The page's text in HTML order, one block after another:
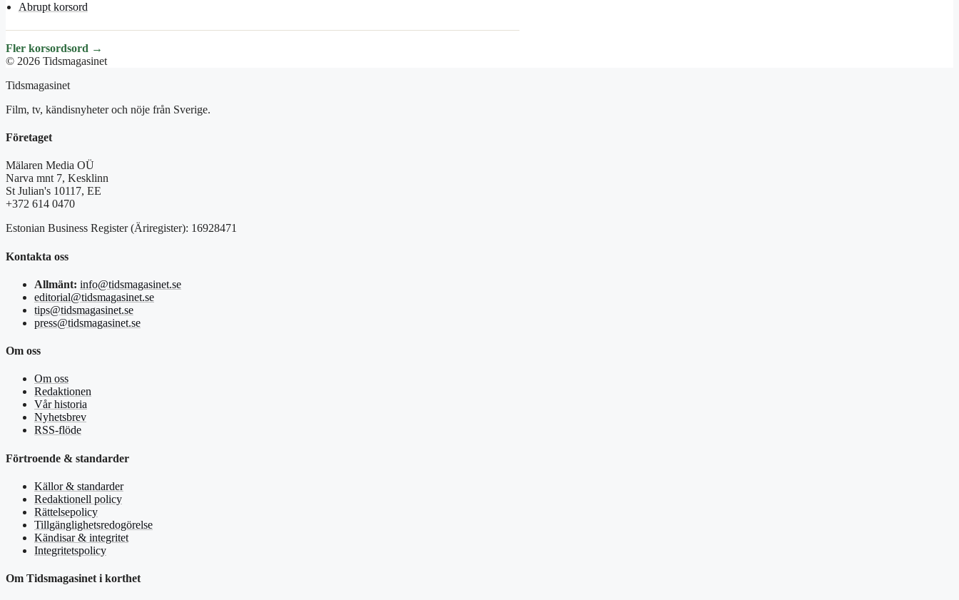
Abrupt korsord
Fler korsordsord →
© 2026 Tidsmagasinet
Tidsmagasinet
Film, tv, kändisnyheter och nöje från Sverige.
Företaget
Mälaren Media OÜ
Narva mnt 7, Kesklinn
St Julian's 10117, EE
+372 614 0470
Estonian Business Register (Äriregister): 16928471
Kontakta oss
Allmänt: info@tidsmagasinet.se
editorial@tidsmagasinet.se
tips@tidsmagasinet.se
press@tidsmagasinet.se
Om oss
Om oss
Redaktionen
Vår historia
Nyhetsbrev
RSS-flöde
Förtroende & standarder
Källor & standarder
Redaktionell policy
Rättelsepolicy
Tillgänglighetsredogörelse
Kändisar & integritet
Integritetspolicy
Om Tidsmagasinet i korthet